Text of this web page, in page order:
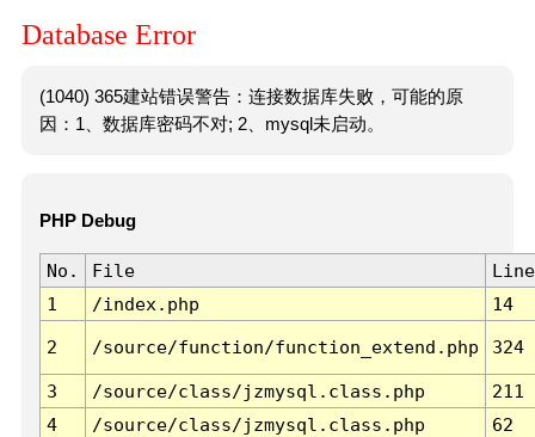
Database Error
(1040) 365建站错误警告：连接数据库失败，可能的原
因：1、数据库密码不对; 2、mysql未启动。
PHP Debug
No. File
Line
1
/index.php 14
2 /source/function/function_extend.php 324
3 /source/class/jzmysql.class.php
211
4
/source/class/jzmysql.class.php
62